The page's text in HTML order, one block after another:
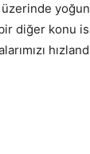
diğer konu